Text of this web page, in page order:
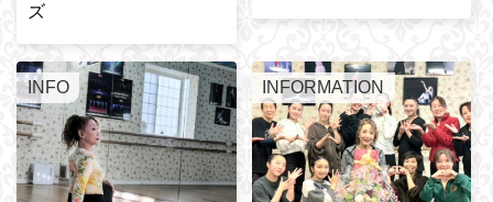
ズ
INFO INFORMATION